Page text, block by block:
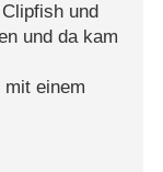
und
und da kam
mit einem